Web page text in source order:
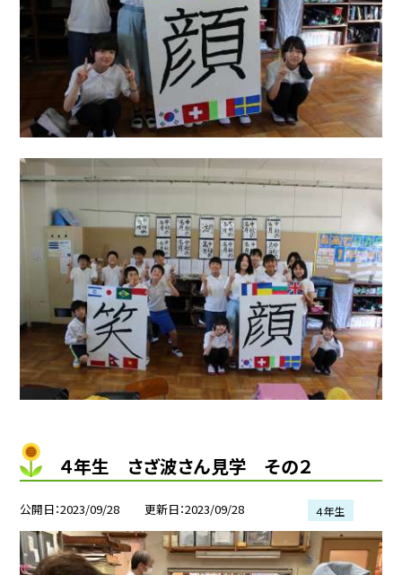
４年生 さざ波さん見学 その２
公開日 2023/09/28 更新日 2023/09/28 ４年生